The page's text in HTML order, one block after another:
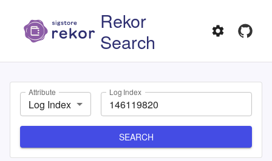
Rekor
Search
Attribute
Log Index
Log Index
SEARCH